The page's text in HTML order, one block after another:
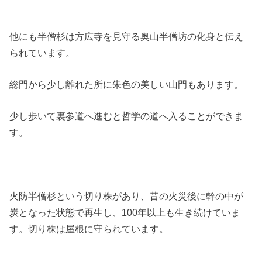
他にも半僧杉は方広寺を見守る奥山半僧坊の化身と伝え
られています。
総門から少し離れた所に朱色の美しい山門もあります。
少し歩いて裏参道へ進むと哲学の道へ入ることができま
す。
火防半僧杉という切り株があり、昔の火災後に幹の中が
炭となった状態で再生し、100年以上も生き続けていま
す。切り株は屋根に守られています。